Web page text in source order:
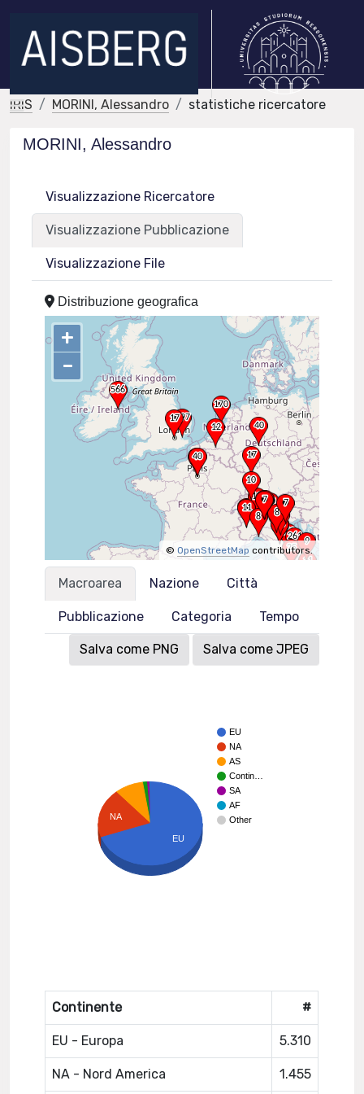
IRIS MORINI, Alessandro statistiche ricercatore
MORINI, Alessandro
Visualizzazione Ricercatore
Visualizzazione Pubblicazione
Visualizzazione File
Distribuzione geografica
+
–
© OpenStreetMap contributors.
Macroarea Nazione Città
Pubblicazione Categoria Tempo
Salva come PNG Salva come JPEG
EU
NA
AS
Contin…
SA
AF
Other
NA
EU
Continente #
EU - Europa 5.310
NA - Nord America 1.455